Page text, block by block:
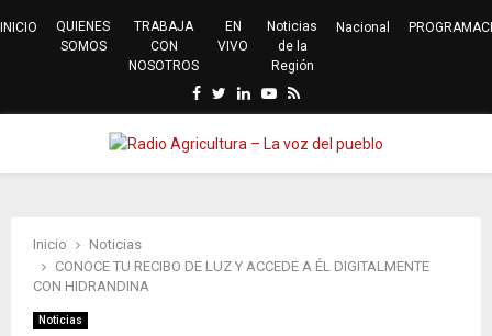
INICIO
QUIENES
SOMOS
TRABAJA
CON
NOSOTROS
EN
VIVO
Noticias
de la
Región
Nacional
Facebook
Twitter
LinkedinYoutube
Rss
PRIMARY
Inicio
Noticias
CONOCE TU RECIBO DE LUZ Y ACCEDE A ÉL DIGITALMENTE
CON HIDRANDINA
Noticias